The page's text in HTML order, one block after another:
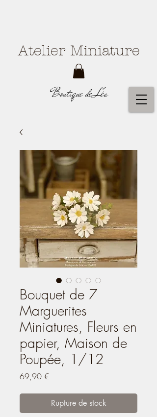
Boutique de Léa
Atelier Miniature
Bouquet de 7
Marguerites
Miniatures, Fleurs en
papier, Maison de
Poupée, 1/12
69,90 €
Rupture de stock